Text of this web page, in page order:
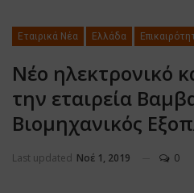
Εταιρικά Νέα Ελλάδα
Νέο ηλεκτρονικό
την εταιρεία
Βιομηχανικός
Last updated Νοέ 1, 2019 0